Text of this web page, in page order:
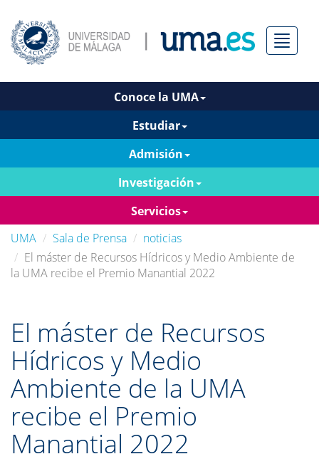
Menú
Conoce la UMA
Estudiar
Admisión
Investigación
Servicios
UMA
Sala de Prensa
noticias
El máster de Recursos Hídricos y Medio Ambiente de
la UMA recibe el Premio Manantial 2022
El máster de Recursos
Hídricos y Medio
Ambiente de la UMA
recibe el Premio
Manantial 2022